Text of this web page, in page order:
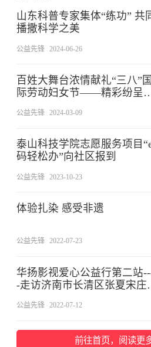
山东科普专家集体“练功” 共
播撒科学之美
公益先锋 2024-06-26
百姓大舞台浓情献礼“三八”国
际劳动妇女节——精彩纷呈
公益先锋 2024-03-09
泰山科技学院志愿服务项目
码轻松办”向社区报到
公益先锋 2023-10-23
体验扎染 感受非遗
公益先锋 2022-07-23
华扬影视爱心公益行第二站
-走访济南市长清区张夏宋庄
公益先锋 2022-07-12
前往首页，阅读更